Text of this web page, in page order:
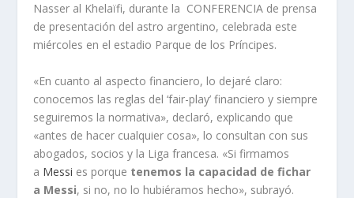
Nasser al Khelaïfi, durante la CONFERENCIA de prensa
de presentación del astro argentino, celebrada este
miércoles en el estadio Parque de los Príncipes.
«En cuanto al aspecto financiero, lo dejaré claro:
conocemos las reglas del ‘fair-play’ financiero y siempre
seguiremos la normativa», declaró, explicando que
«antes de hacer cualquier cosa», lo consultan con sus
abogados, socios y la Liga francesa. «Si firmamos
a Messi es porque tenemos la capacidad de fichar
a Messi, si no, no lo hubiéramos hecho», subrayó.